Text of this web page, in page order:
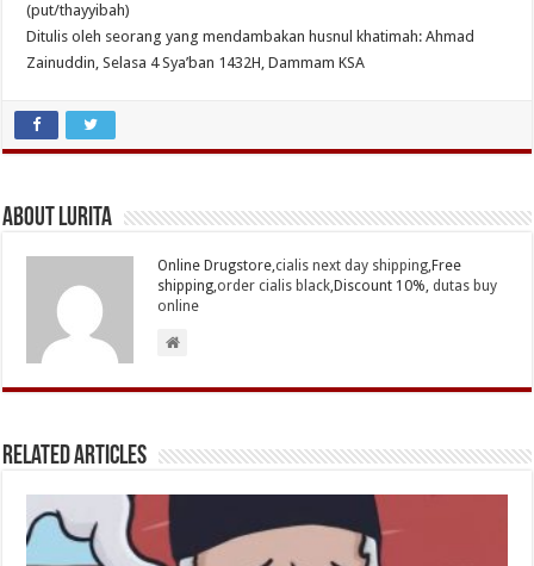
(put/thayyibah)
Ditulis oleh seorang yang mendambakan husnul khatimah: Ahmad
Zainuddin, Selasa 4 Sya’ban 1432H, Dammam KSA
About Lurita
Online Drugstore,cialis next day shipping,Free
shipping,order cialis black,Discount 10%,dutas buy
online
Related Articles